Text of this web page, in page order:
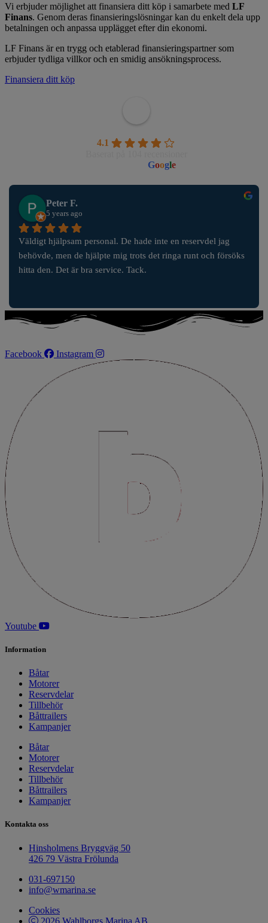
Vi erbjuder möjlighet att finansiera ditt köp i samarbete med LF
Finans. Genom deras finansieringslösningar kan du enkelt dela upp
betalningen och anpassa upplägget efter din ekonomi.
LF Finans är en trygg och etablerad finansieringspartner som
erbjuder tydliga villkor och en smidig ansökningsprocess.
Finansiera ditt köp
4.1
Google
Peter F.
5 years ago
Väldigt hjälpsam personal. De hade inte en reservdel jag
behövde, men de hjälpte mig trots det ringa runt och försöks
hitta den. Det är bra service. Tack.
Facebook Instagram
Youtube
Information
Båtar
Motorer
Reservdelar
Tillbehör
Båttrailers
Kampanjer
Båtar
Motorer
Reservdelar
Tillbehör
Båttrailers
Kampanjer
Kontakta oss
Hinsholmens Bryggväg 50
426 79 Västra Frölunda
031-697150
info@wmarina.se
Cookies
2026 Wahlborgs Marina AB